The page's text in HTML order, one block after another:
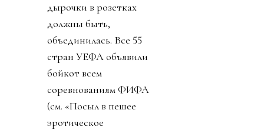
дырочки в розетках
должны быть,
объединилась. Все 55
стран УЕФА объявили
бойкот всем
соревнованиям ФИФА
(см. «Посыл в пешее
эротическое